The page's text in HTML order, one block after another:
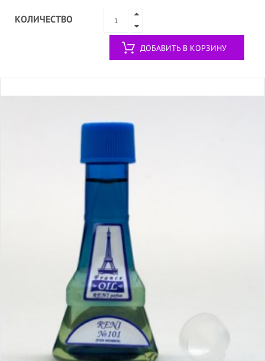
КОЛИЧЕСТВО
ДОБАВИТЬ В КОРЗИНУ